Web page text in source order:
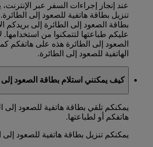
عند إنجاز إجراءات السفر عبر الإنترنت،
تنزيل بطاقة هاتفية للصعود إلى
بطاقة الصعود إلى الطائرة إلى بريدكم
عليكم طباعتها لتتمكنوا من استخدامها.
الصعود إلى الطائرة هذه على هاتفكم
الهاتفية للصعود إلى الطائرة.
كيف يمكنني استلام بطاقة الصعود إلى
يمكنكم تلقي بطاقة هاتفية للصعود إلى
هاتفكم أو لطباعتها.
يمكنكم تنزيل بطاقة هاتفية للصعود إلى